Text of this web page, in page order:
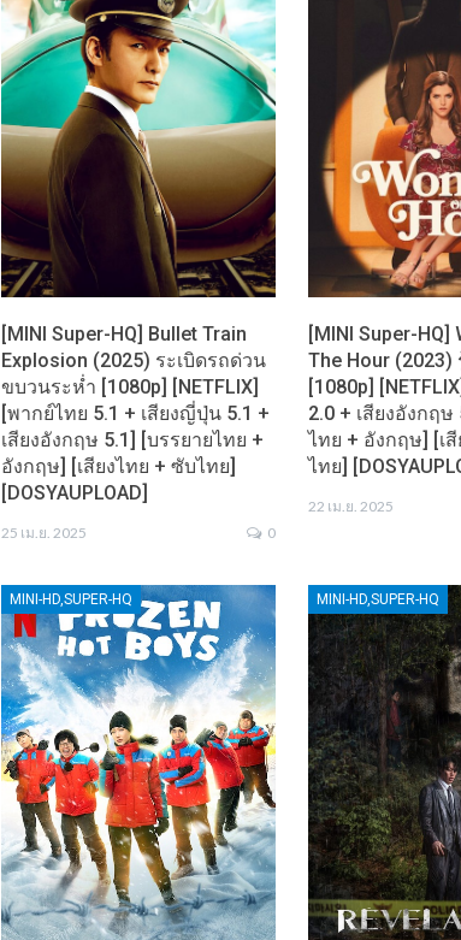
[MINI Super-HQ] Bullet Train
Explosion (2025) ระเบิดรถด่วน
ขบวนระห่ำ [1080p] [NETFLIX]
[พากย์ไทย 5.1 + เสียงญี่ปุ่น 5.1 +
เสียงอังกฤษ 5.1] [บรรยายไทย +
อังกฤษ] [เสียงไทย + ซับไทย]
[DOSYAUPLOAD]
25 เม.ย. 2025 0
[MINI Super-HQ]
The Hour
[1080p]
2.0 + เสียงอังกฤษ
ไทย + อังกฤษ] [เ
ไทย]
22 เม.ย. 2025
MINI-HD,SUPER-HQ MINI-HD,SUPER-HQ